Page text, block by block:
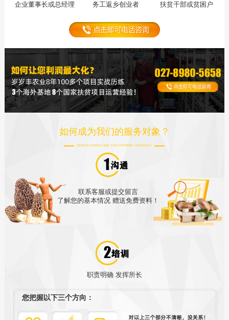
企业董事长或总经理 务工返乡创业者 扶贫干部或贫困户
如何成为我们的服务对象？
SENIOR CONSULTANT FOR INTERNET STRATEGY
联系客服或提交留言
了解您的基本情况 赠送免费资料！
职责明确 发挥所长
您把握以下三个方向：